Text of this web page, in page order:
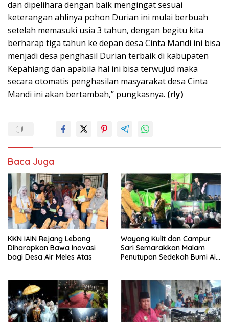
dan dipelihara dengan baik mengingat sesuai
keterangan ahlinya pohon Durian ini mulai berbuah
setelah memasuki usia 3 tahun, dengan begitu kita
berharap tiga tahun ke depan desa Cinta Mandi ini bisa
menjadi desa penghasil Durian terbaik di kabupaten
Kepahiang dan apabila hal ini bisa terwujud maka
secara otomatis penghasilan masyarakat desa Cinta
Mandi ini akan bertambah,” pungkasnya. (rly)
Baca Juga
KKN IAIN Rejang Lebong
Diharapkan Bawa Inovasi
bagi Desa Air Meles Atas
Wayang Kulit dan Campur
Sari Semarakkan Malam
Penutupan Sedekah Bumi Air